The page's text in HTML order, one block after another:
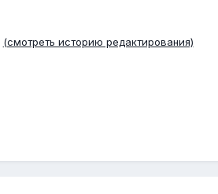
(смотреть историю редактирования)